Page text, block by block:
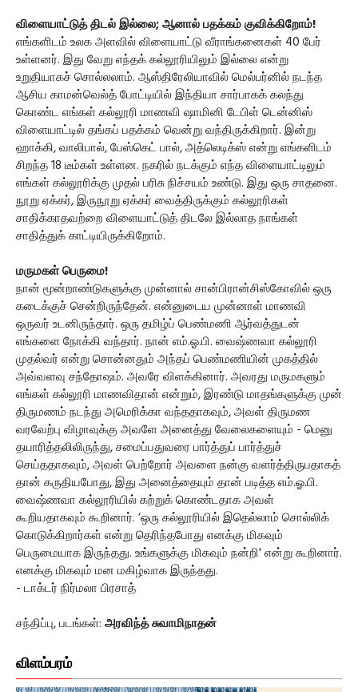
விளையாட்டுத் திடல் இல்லை; ஆனால் பதக்கம் குவிக்கிறோம்!
எங்களிடம் உலக அளவில் விளையாட்டு வீராங்கனைகள் 40 பேர்
உள்ளனர். இது வேறு எந்தக் கல்லூரியிலும் இல்லை என்று
உறுதியாகச் சொல்லலாம். ஆஸ்திரேலியாவில் மெல்பர்னில் நடந்த
ஆசிய காமன்வெல்த் போட்டியில் இந்தியா சார்பாகக் கலந்து
கொண்ட எங்கள் கல்லூரி மாணவி ஷாமினி டேபிள் டென்னிஸ்
விளையாட்டில் தங்கப் பதக்கம் வென்று வந்திருக்கிறார். இன்று
ஹாக்கி, வாலிபால், பேஸ்கெட் பால், அத்லெடிக்ஸ் என்று எங்களிடம்
சிறந்த 18 டீம்கள் உள்ளன. நகரில் நடக்கும் எந்த விளையாட்டிலும்
எங்கள் கல்லூரிக்கு முதல் பரிசு நிச்சயம் உண்டு. இது ஒரு சாதனை.
நூறு ஏக்கர், இருநூறு ஏக்கர் வைத்திருக்கும் கல்லூரிகள்
சாதிக்காதவற்றை விளையாட்டுத் திடலே இல்லாத நாங்கள்
சாதித்துக் காட்டியிருக்கிறோம்.
மருமகள் பெருமை!
நான் மூன்றாண்டுகளுக்கு முன்னால் சான்பிரான்சிஸ்கோவில் ஒரு
கடைக்குச் சென்றிருந்தேன். என்னுடைய முன்னாள் மாணவி
ஒருவர் உடனிருந்தார். ஒரு தமிழ்ப் பெண்மணி ஆர்வத்துடன்
எங்களை நோக்கி வந்தார். நான் எம்.ஓ.பி. வைஷ்ணவா கல்லூரி
முதல்வர் என்று சொன்னதும் அந்தப் பெண்மணியின் முகத்தில்
அவ்வளவு சந்தோஷம். அவரே விளக்கினார். அவரது மருமகளும்
எங்கள் கல்லூரி மாணவிதான் என்றும், இரண்டு மாதங்களுக்கு முன்
திருமணம் நடந்து அமெரிக்கா வந்ததாகவும், அவள் திருமண
வரவேற்பு விழாவுக்கு அவளே அனைத்து வேலைகளையும் - மெனு
தயாரித்தலிலிருந்து, சமைப்பதுவரை பார்த்துப் பார்த்துச்
செய்ததாகவும், அவள் பெற்றோர் அவளை நன்கு வளர்த்திருபதாகத்
தான் கருதியபோது, இது அனைத்தையும் தான் படித்த எம்.ஓ.பி.
வைஷ்ணவா கல்லூரியில் கற்றுக் கொண்டதாக அவள்
கூறியதாகவும் கூறினார். ‘ஒரு கல்லூரியில் இதெல்லாம் சொல்லிக்
கொடுக்கிறார்கள் என்று தெரிந்தபோது எனக்கு மிகவும்
பெருமையாக இருந்தது. உங்களுக்கு மிகவும் நன்றி' என்று கூறினார்.
எனக்கு மிகவும் மன மகிழ்வாக இருந்தது.
- டாக்டர் நிர்மலா பிரசாத்
சந்திப்பு, படங்கள்: அரவிந்த் சுவாமிநாதன்
விளம்பரம்